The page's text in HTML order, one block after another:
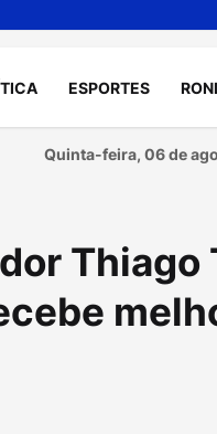
ESPORTES
Quinta-feira, 06 de
Thiago